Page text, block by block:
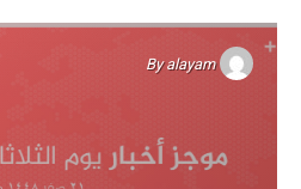
Byalayam